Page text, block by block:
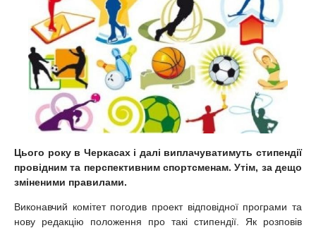
Цього року в Черкасах і далі виплачуватимуть стипендії
провідним та перспективним спортсменам. Утім, за дещо
зміненими правилами.
Виконавчий комітет погодив проект відповідної програми та
нову редакцію положення про такі стипендії. Як розповів